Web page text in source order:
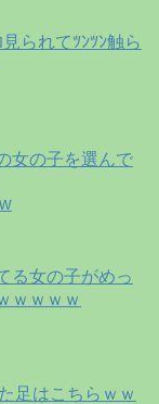
られてﾂﾝﾂﾝ触ら
女の子を選んで
る女の子がめっ
ｗｗｗｗ
足はこちらｗｗ